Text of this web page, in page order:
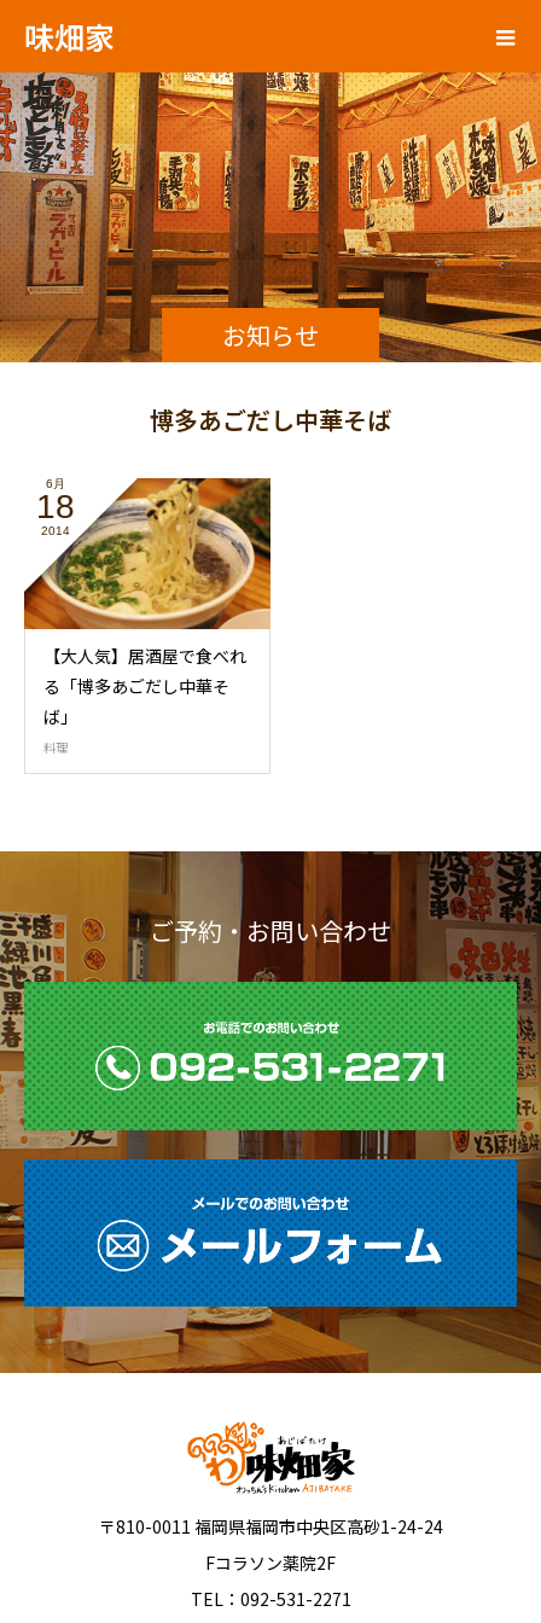
味畑家
お知らせ
博多あごだし中華そば
6月
18
2014
【大人気】居酒屋で食べれ
る「博多あごだし中華そ
ば」
料理
ご予約・お問い合わせ
〒810-0011 福岡県福岡市中央区高砂1-24-24
Fコラソン薬院2F
TEL：092-531-2271